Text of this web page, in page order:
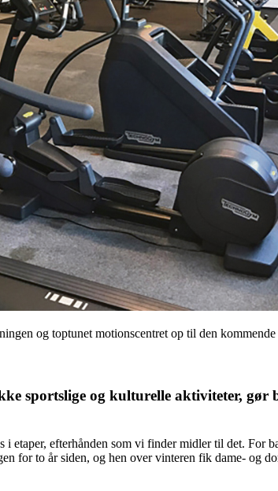
og toptunet motionscentret op til den
sportslige og kulturelle aktiviteter, gør
etaper, efterhånden som vi finder midler til det. For
for to år siden, og hen over vinteren fik dame-